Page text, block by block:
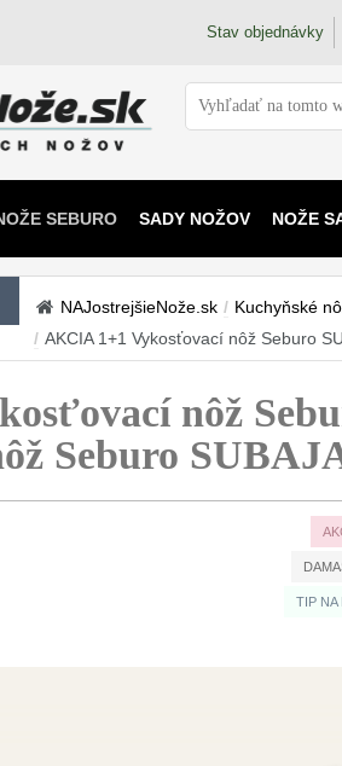
Stav objednávky
SEBURO SADY NOŽOV NOŽE
NAJostrejšieNože.sk / Kuchyňské
/ AKCIA 1+1 Vykosťovací nôž Seburo
nôž
Seburo
TIP NA